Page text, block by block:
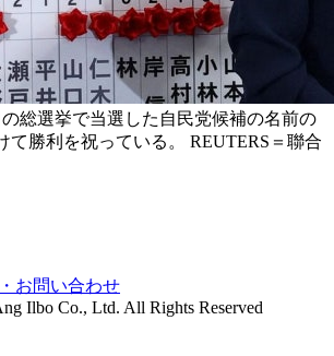
総選挙で当選した自民党候補の名前の
て勝利を祝っている。 REUTERS＝聯合
お問い合わせ
Ilbo Co., Ltd. All Rights Reserved